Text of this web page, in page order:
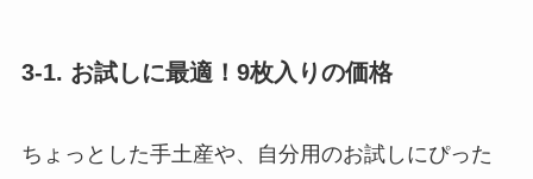
3-1. お試しに最適！9枚入りの価格
ちょっとした手土産や、自分用のお試しにぴった